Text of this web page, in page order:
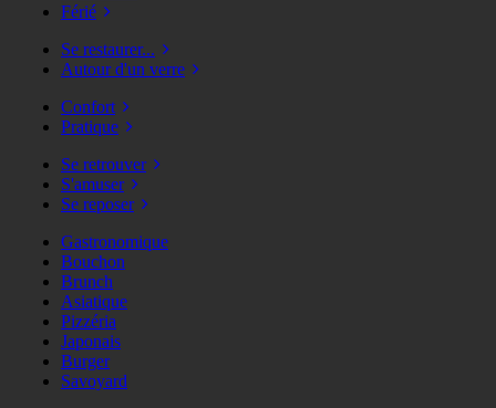
Férié
Se restaurer...
Autour d'un verre
Confort
Pratique
Se retrouver
S'amuser
Se reposer
Gastronomique
Bouchon
Brunch
Asiatique
Pizzéria
Japonais
Burger
Savoyard